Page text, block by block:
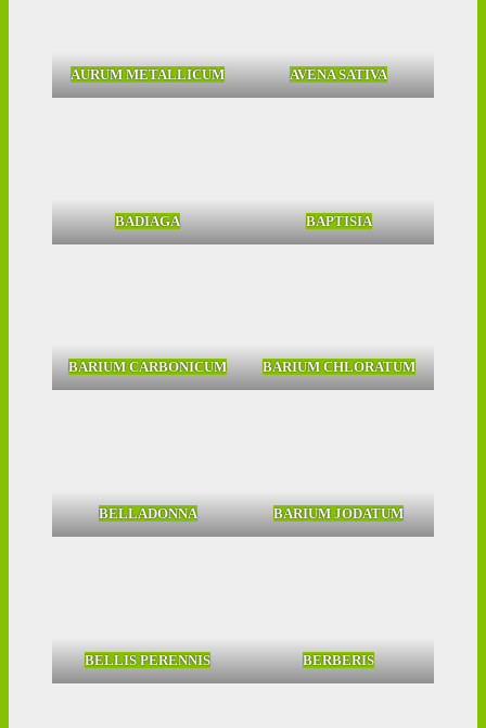
AURUM METALLICUM AVENA SATIVA
BADIAGA BAPTISIA
BARIUM CARBONICUM BARIUM CHLORATUM
BELLADONNA BARIUM JODATUM
BELLIS PERENNIS BERBERIS